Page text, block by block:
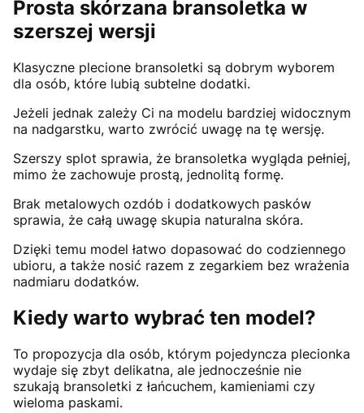
Prosta skórzana bransoletka w
szerszej wersji
Klasyczne plecione bransoletki są dobrym wyborem
dla osób, które lubią subtelne dodatki.
Jeżeli jednak zależy Ci na modelu bardziej widocznym
na nadgarstku, warto zwrócić uwagę na tę wersję.
Szerszy splot sprawia, że bransoletka wygląda pełniej,
mimo że zachowuje prostą, jednolitą formę.
Brak metalowych ozdób i dodatkowych pasków
sprawia, że całą uwagę skupia naturalna skóra.
Dzięki temu model łatwo dopasować do codziennego
ubioru, a także nosić razem z zegarkiem bez wrażenia
nadmiaru dodatków.
Kiedy warto wybrać ten model?
To propozycja dla osób, którym pojedyncza plecionka
wydaje się zbyt delikatna, ale jednocześnie nie
szukają bransoletki z łańcuchem, kamieniami czy
wieloma paskami.